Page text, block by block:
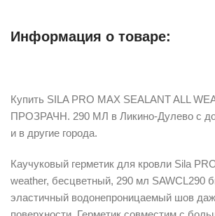
Информация о товаре:
Купить SILA PRO MAX SEALANT ALL
ПРОЗРАЧН. 290 МЛ в Ликино-Дулево с
и в другие города.
Каучуковый герметик для кровли Sila
weather, бесцветный, 290 мл SAWCL290
эластичный водонепроницаемый шов